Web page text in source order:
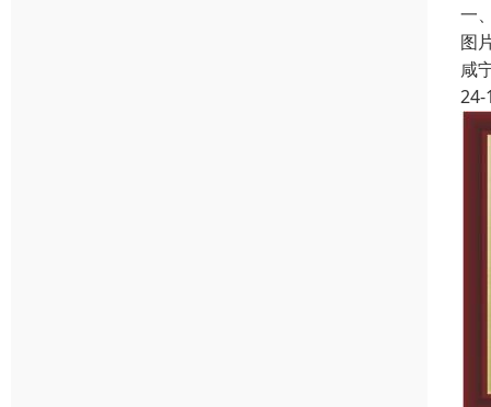
一
图
咸
24-